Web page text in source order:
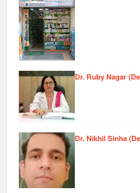
Dr. Ruby Nagar
Dr. Nikhil Sinha